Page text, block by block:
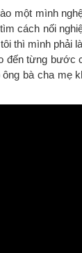
một mình
cách nối
thì mình phải
từng bước
bà cha mẹ